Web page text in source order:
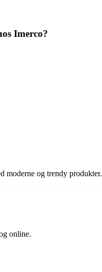
Imerco?
moderne og trendy produkter.
online.